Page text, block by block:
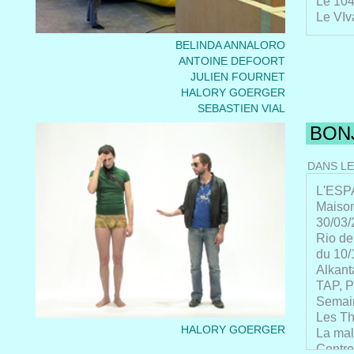
l'aire
au 15/
FTA-
Le
Lieu
La
TAP,
Le
BELINDA ANNALORO
ANTOINE DEFOORT
JULIEN FOURNET
HALORY GOERGER
SEBASTIEN VIAL
Le
HALORY GOERGER
DANS
30/03/
Rio
du 10/
TAP,
Les
La